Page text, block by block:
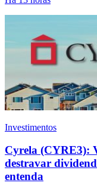
Investimentos
Cyrela (CYRE3):
destravar
entenda